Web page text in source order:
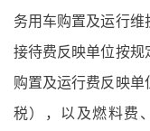
务用车购置及运行维
接待费反映单位按规
购置及运行费反映单
税），以及燃料费